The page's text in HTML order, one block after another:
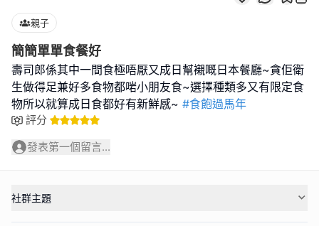
親子
簡簡單單食餐好
壽司郎係其中一間食極唔厭又成日幫襯嘅日本餐廳~貪佢衛
生做得足兼好多食物都啱小朋友食~選擇種類多又有限定食
物所以就算成日食都好有新鮮感~ #食飽過馬年
評分
發表第一個留言...
社群主題